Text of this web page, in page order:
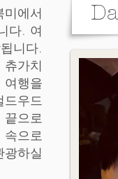
에서
다. 여
니다.
가치
행을
우드
으로
으로
하실